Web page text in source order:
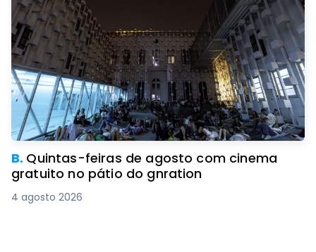
B. Quintas-feiras de agosto com cinema
gratuito no pátio do gnration
4 agosto 2026